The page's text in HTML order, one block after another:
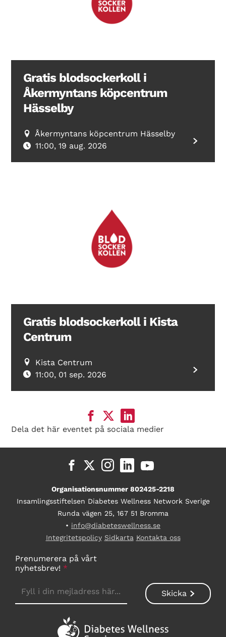
Gratis blodsockerkoll i
Åkermyntans köpcentrum
Hässelby
Åkermyntans köpcentrum Hässelby
11:00, 19 aug. 2026
Gratis blodsockerkoll i Kista
Centrum
Kista Centrum
11:00, 01 sep. 2026
Dela det här eventet på sociala medier
Organisationsnummer 802425-2218
Insamlingsstiftelsen Diabetes Wellness Network Sverige
Runda vägen 25, 167 51 Bromma
• info@diabeteswellness.se
Integritetspolicy Sidkarta Kontakta oss
Prenumerera på vårt
nyhetsbrev! *